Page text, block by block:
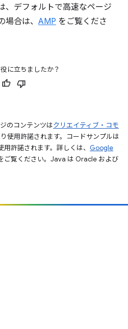
、デフォルトで高速なページ
合は、 AMP をご覧くださ
に立ちましたか？
のコンテンツはクリエイティブ・コモ
使用許諾されます。コードサンプルは
用許諾されます。詳しくは、 Google
ご覧ください。Java は Oracle および